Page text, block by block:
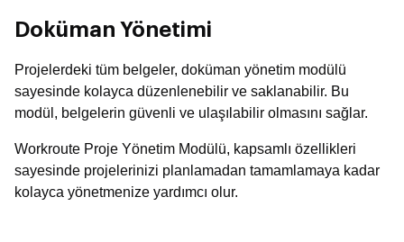
Doküman Yönetimi
Projelerdeki tüm belgeler, doküman yönetim modülü
sayesinde kolayca düzenlenebilir ve saklanabilir. Bu
modül, belgelerin güvenli ve ulaşılabilir olmasını sağlar.
Workroute Proje Yönetim Modülü, kapsamlı özellikleri
sayesinde projelerinizi planlamadan tamamlamaya kadar
kolayca yönetmenize yardımcı olur.